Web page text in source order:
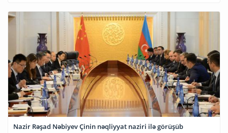
Nazir Rəşad Nəbiyev Çinin nəqliyyat naziri ilə görüşüb